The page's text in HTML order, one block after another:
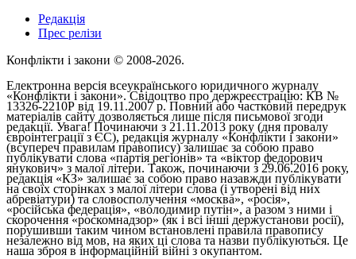
Редакція
Прес релізи
Конфлікти і закони © 2008-2026.
Електронна версія всеукраїнського юридичного журналу
«Конфлікти і закони». Свідоцтво про держреєстрацію: КВ №
13326-2210Р від 19.11.2007 р. Повний або частковий передрук
матеріалів сайту дозволяється лише після письмової згоди
редакції. Увага! Починаючи з 21.11.2013 року (дня провалу
євроінтеграції з ЄС), редакція журналу «Конфлікти і закони»
(всупереч правилам правопису) залишає за собою право
публікувати слова «партія регіонів» та «віктор федорович
янукович» з малої літери. Також, починаючи з 29.06.2016 року,
редакція «КЗ» залишає за собою право назавжди публікувати
на своїх сторінках з малої літери слова (і утворені від них
абревіатури) та словосполучення «москва», «росія»,
«російська федерація», «володимир путін», а разом з ними і
скорочення «роскомнадзор» (як і всі інші держустанови росії),
порушивши таким чином встановлені правила правопису
незалежно від мов, на яких ці слова та назви публікуються. Це
наша зброя в інформаційній війні з окупантом.